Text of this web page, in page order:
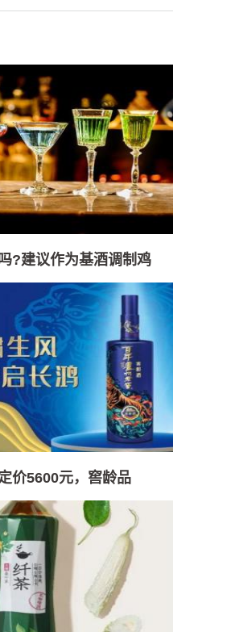
?建议作为基酒调制鸡
价5600元，窖龄品